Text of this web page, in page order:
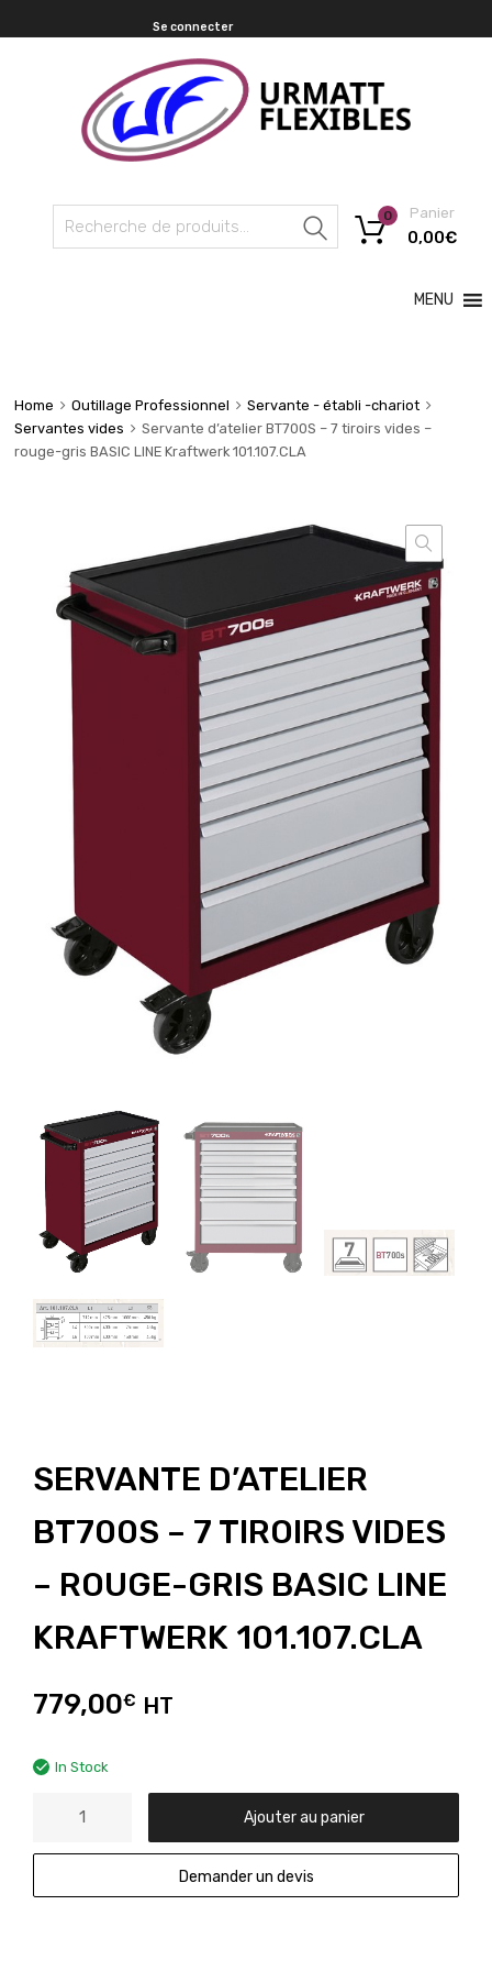
Se connecter
Recherche
Panier
0,00€
0
MENU
Home Outillage Professionnel
Servante - établi -chariot
Servantes vides
Servante d’atelier BT700S – 7 tiroirs vides –
rouge-gris BASIC LINE Kraftwerk 101.107.CLA
SERVANTE D’ATELIER
BT700S – 7 TIROIRS VIDES
– ROUGE-GRIS BASIC LINE
KRAFTWERK 101.107.CLA
779,00€ HT
In Stock
Ajouter au panier
Demander un devis